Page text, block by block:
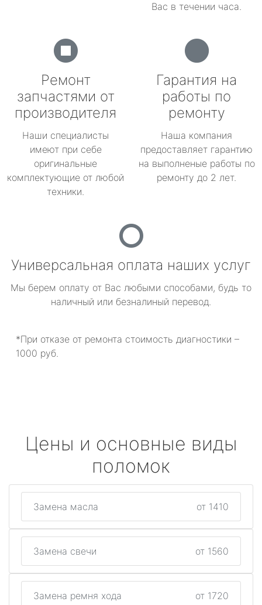
Вас в течении часа.
Ремонт
запчастями от
производителя
Наши специалисты
имеют при себе
оригинальные
комплектующие от любой
техники.
Гарантия на
работы по
ремонту
Наша компания
предоставляет гарантию
на выполненые работы по
ремонту до 2 лет.
Универсальная оплата наших услуг
Мы берем оплату от Вас любыми способами, будь то
наличный или безналиный перевод.
*При отказе от ремонта стоимость диагностики –
1000 руб.
Цены и основные виды
поломок
Замена масла от 1410
Замена свечи от 1560
Замена ремня хода от 1720